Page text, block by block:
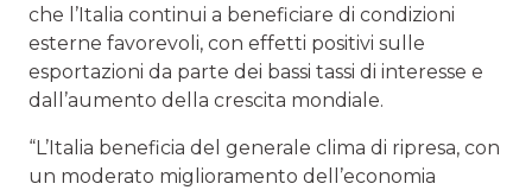
che l’Italia continui a beneficiare di condizioni
esterne favorevoli, con effetti positivi sulle
esportazioni da parte dei bassi tassi di interesse e
dall’aumento della crescita mondiale.
“L’Italia beneficia del generale clima di ripresa, con
un moderato miglioramento dell’economia